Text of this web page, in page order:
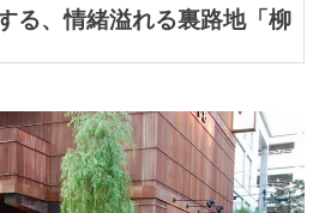
る、情緒溢れる裏路地「柳